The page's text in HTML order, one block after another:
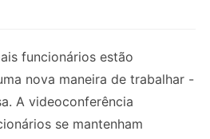
funcionários estão
nova maneira de trabalhar -
A videoconferência
se mantenham